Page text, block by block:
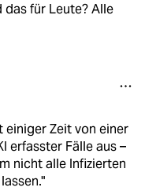
das für Leute? Alle
einiger Zeit von einer
erfasster Fälle aus –
nicht alle Infizierten